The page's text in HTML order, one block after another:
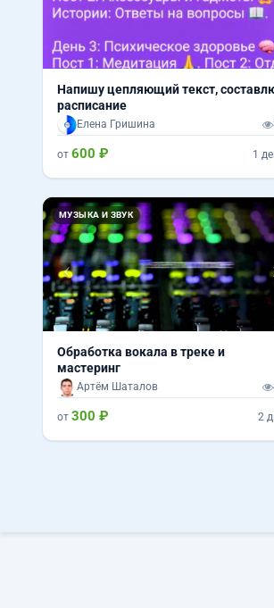
Напишу цепляющий текст,
расписание
Елена Гришина
от 600 ₽ 1
МУЗЫКА И ЗВУК
Назад
Обработка вокала в треке и
мастеринг
Артём Шаталов
от 300 ₽ 2